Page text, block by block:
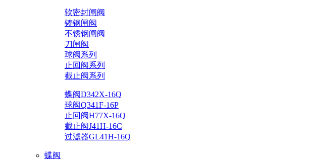
软密封闸阀
铸钢闸阀
不锈钢闸阀
刀闸阀
球阀系列
止回阀系列
截止阀系列
蝶阀D342X-16Q
球阀Q341F-16P
止回阀H77X-16Q
截止阀J41H-16C
过滤器GL41H-16Q
蝶阀